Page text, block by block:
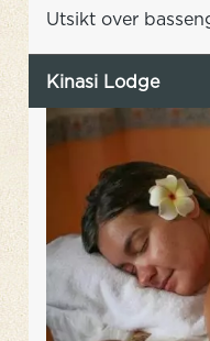
Utsikt over
Kinasi Lodge